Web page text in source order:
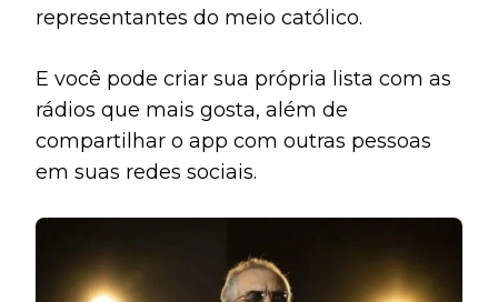
representantes do meio católico.
E você pode criar sua própria lista com as
rádios que mais gosta, além de
compartilhar o app com outras pessoas
em suas redes sociais.